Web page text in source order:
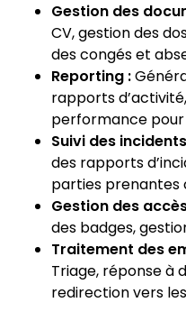
Gestion des
CV, gestion des
des congés et
Reporting :
rapports
performance
Suivi des
des rapports
parties prenantes
Gestion des
des badges,
Traitement des
Triage, réponse à
redirection vers